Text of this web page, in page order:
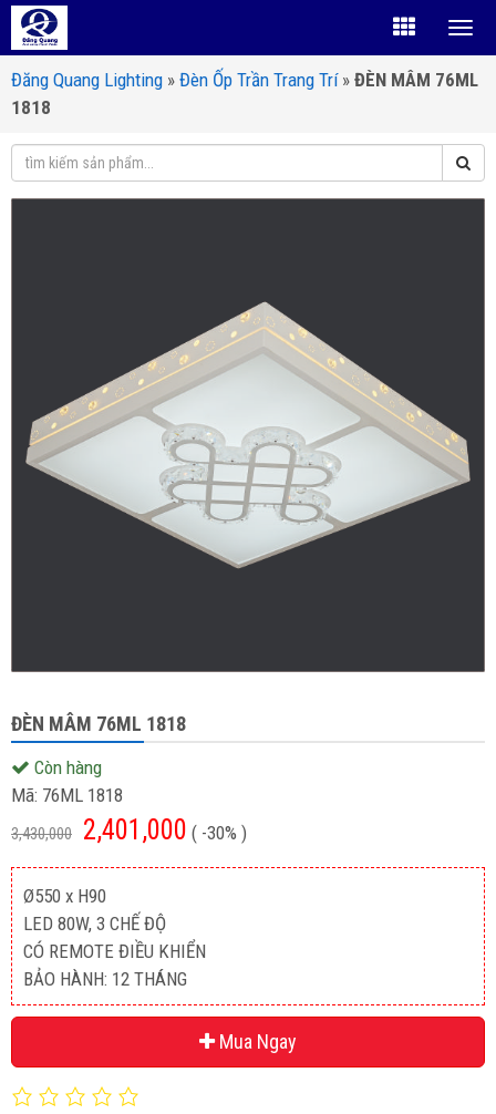
Đăng Quang Lighting » Đèn Ốp Trần Trang Trí» ĐÈN MÂM 76ML
1818
ĐÈN MÂM 76ML 1818
Còn hàng
Mã: 76ML 1818
3,430,000 2,401,000 ( -30% )
Ø550 x H90
LED 80W, 3 CHẾ ĐỘ
CÓ REMOTE ĐIỀU KHIỂN
BẢO HÀNH: 12 THÁNG
Mua Ngay